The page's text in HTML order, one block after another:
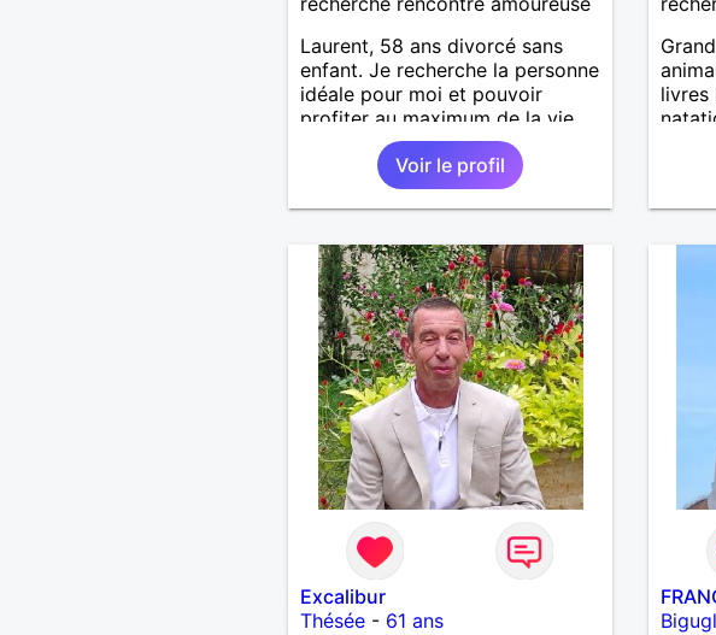
Laurent, 58 ans divorcé sans
enfant. Je recherche la personne
idéale pour moi et pouvoir
profiter au maximum de la vie
de couple
Voir le profil
livres
Excalibur
Thésée- 61 ans